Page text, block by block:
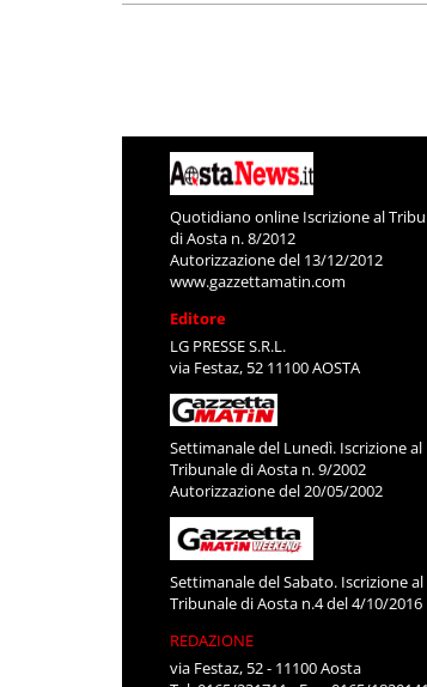
Quotidiano online Iscrizione al
di Aosta n. 8/2012
Autorizzazione del 13/12/2012
www.gazzettamatin.com
Editore
LG PRESSE S.R.L.
via Festaz, 52 11100 AOSTA
Settimanale del Lunedì. Iscrizione al
Tribunale di Aosta n. 9/2002
Autorizzazione del 20/05/2002
Settimanale del Sabato. Iscrizione al
Tribunale di Aosta n.4 del 4/10/2016
REDAZIONE
via Festaz, 52 - 11100 Aosta